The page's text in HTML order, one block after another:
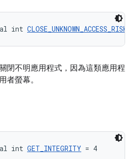
int CLOSE_UNKNOWN_ACCESS_RISK
閉不明應用程式，因為這類應用程
者螢幕。
int GET_INTEGRITY = 4